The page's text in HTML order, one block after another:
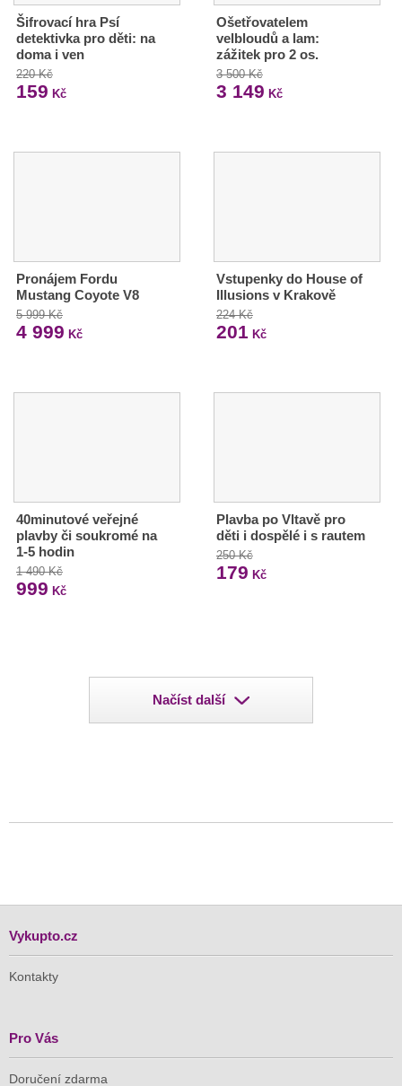
Šifrovací hra Psí
detektivka pro děti: na
doma i ven
220 Kč
159 Kč
Ošetřovatelem
velbloudů a lam:
zážitek pro 2 os.
3 500 Kč
3 149 Kč
Pronájem Fordu
Mustang Coyote V8
5 999 Kč
4 999 Kč
Vstupenky do House of
Illusions v Krakově
224 Kč
201 Kč
40minutové veřejné
plavby či soukromé na
1-5 hodin
1 490 Kč
999 Kč
Plavba po Vltavě pro
děti i dospělé i s rautem
250 Kč
179 Kč
Načíst další
Vykupto.cz
Kontakty
Pro Vás
Doručení zdarma